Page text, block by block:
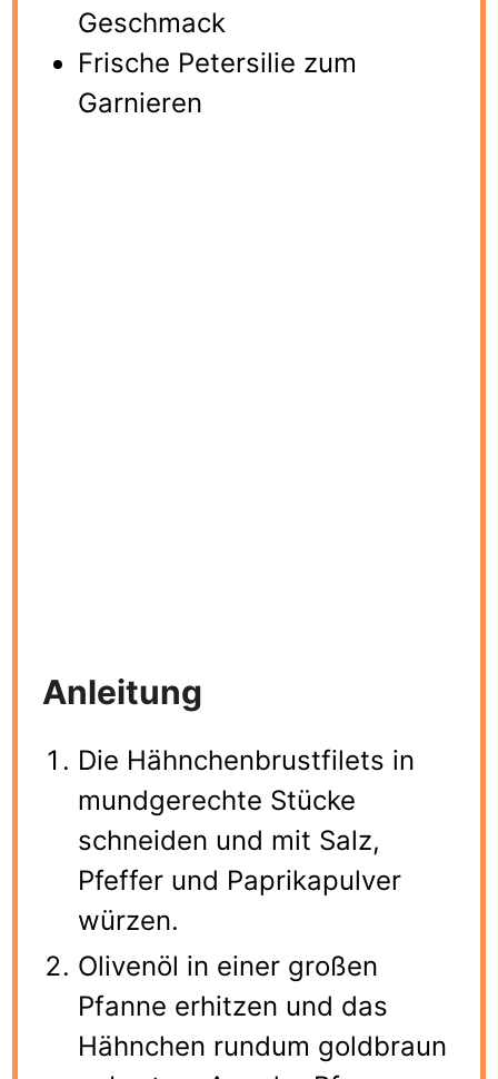
Geschmack
Frische Petersilie zum
Garnieren
Anleitung
Die Hähnchenbrustfilets in
mundgerechte Stücke
schneiden und mit Salz,
Pfeffer und Paprikapulver
würzen.
Olivenöl in einer großen
Pfanne erhitzen und das
Hähnchen rundum goldbraun